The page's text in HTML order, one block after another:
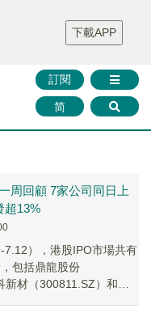
財華證券 媒體矩陣
智庫沙龍
聯絡我們
訂閱
简
下載APP
周回顧 7家公司同日上
超13%
），港股IPO市場共有
包括鼎龍股份
新材（300811.SZ）和芯